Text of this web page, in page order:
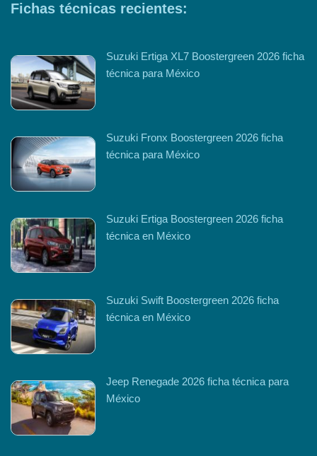
Fichas técnicas recientes:
Suzuki Ertiga XL7 Boostergreen 2026 ficha
técnica para México
Suzuki Fronx Boostergreen 2026 ficha
técnica para México
Suzuki Ertiga Boostergreen 2026 ficha
técnica en México
Suzuki Swift Boostergreen 2026 ficha
técnica en México
Jeep Renegade 2026 ficha técnica para
México